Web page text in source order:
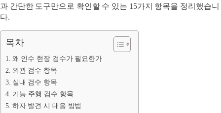
과 간단한 도구만으로 확인할 수 있는 15가지 항목을 정리했습니
다.
목차
왜 인수 현장 검수가 필요한가
외관 검수 항목
실내 검수 항목
기능·주행 검수 항목
하자 발견 시 대응 방법